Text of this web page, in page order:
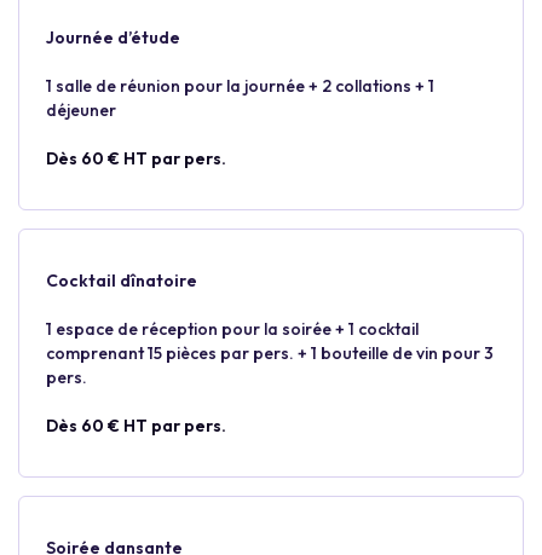
Journée d’étude
1 salle de réunion pour la journée + 2 collations + 1
déjeuner
Dès 60 € HT par pers.
Cocktail dînatoire
1 espace de réception pour la soirée + 1 cocktail
comprenant 15 pièces par pers. + 1 bouteille de vin pour 3
pers.
Dès 60 € HT par pers.
Soirée dansante